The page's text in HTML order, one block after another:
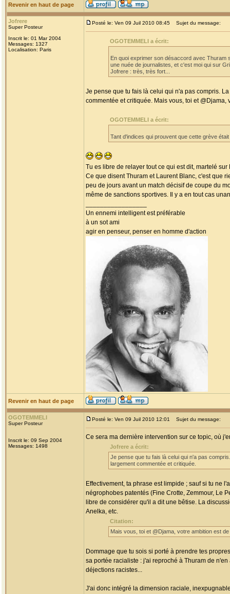
Revenir en haut de page
Jofrere
Super Posteur
Inscrit le: 01 Mar 2004
Messages: 1327
Localisation: Paris
Posté le: Ven 09 Juil 2010 08:45 Sujet du message:
OGOTEMMELI a écrit:
En quoi exprimer son désaccord avec Thuram
une nuée de journalistes, et c'est moi qui sur
Jofrere : très, très fort...
Je pense que tu fais là celui qui n'a pas compris.
commentée et critiquée. Mais vous, toi et
OGOTEMMELI a écrit:
Tant d'indices qui prouvent que cette grève
Tu es libre de relayer tout ce qui est dit, martelé
Ce que disent Thuram et Laurent Blanc, c'est que
peu de jours avant un match décisif de coupe du
même de sanctions sportives. Il y a en tout cas
Un ennemi intelligent est préférable
à un sot ami
agir en penseur, penser en homme d'action
Revenir en haut de page
OGOTEMMELI
Super Posteur
Inscrit le: 09 Sep 2004
Messages: 1498
Posté le: Ven 09 Juil 2010 12:01 Sujet du message:
Ce sera ma dernière intervention sur ce topic, où
Jofrere a écrit:
Je pense que tu fais là celui qui n'a pas
largement commentée et critiquée.
Effectivement, ta phrase est limpide ; sauf si tu ne
négrophobes patentés (Fine Crotte, Zemmour, Le
libre de considérer qu'il a dit une bêtise. La
Anelka, etc.
Citation:
Mais vous, toi et @Djama, votre ambition est
Dommage que tu sois si porté à prendre tes
sa portée racialiste : j'ai reproché à Thuram de
déjections racistes...
J'ai donc intégré la dimension raciale,